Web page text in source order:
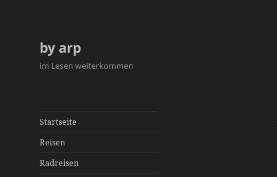
by arp
im Lesen weiterkommen
Startseite
Reisen
Radreisen